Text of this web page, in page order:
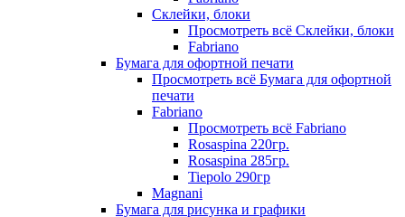
Склейки, блоки
Просмотреть всё Склейки, блоки
Fabriano
Бумага для офортной печати
Просмотреть всё Бумага для офортной
печати
Fabriano
Просмотреть всё Fabriano
Rosaspina 220гр.
Rosaspina 285гр.
Tiepolo 290гр
Magnani
Бумага для рисунка и графики